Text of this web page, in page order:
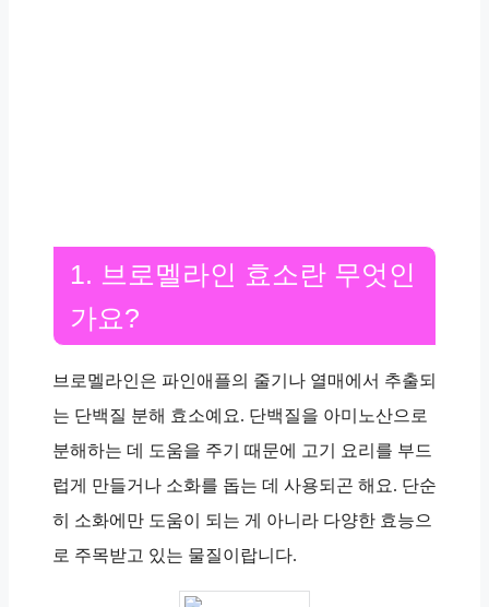
1. 브로멜라인 효소란 무엇인
가요?
브로멜라인은 파인애플의 줄기나 열매에서 추출되
는 단백질 분해 효소예요. 단백질을 아미노산으로
분해하는 데 도움을 주기 때문에 고기 요리를 부드
럽게 만들거나 소화를 돕는 데 사용되곤 해요. 단순
히 소화에만 도움이 되는 게 아니라 다양한 효능으
로 주목받고 있는 물질이랍니다.